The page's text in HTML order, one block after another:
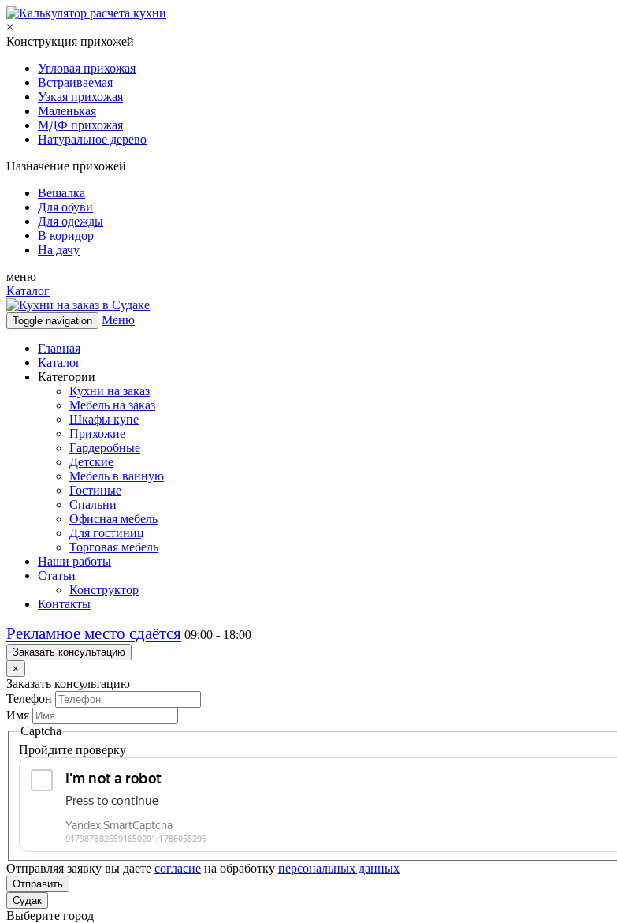
×
Конструкция прихожей
Угловая прихожая
Встраиваемая
Узкая прихожая
Маленькая
МДФ прихожая
Натуральное дерево
Назначение прихожей
Вешалка
Для обуви
Для одежды
В коридор
На дачу
меню
Каталог
Toggle navigation Меню
Главная
Каталог
Категории
Кухни на заказ
Мебель на заказ
Шкафы купе
Прихожие
Гардеробные
Детские
Мебель в ванную
Гостиные
Спальни
Офисная мебель
Для гостиниц
Торговая мебель
Наши работы
Статьи
Конструктор
Контакты
Рекламное место сдаётся 09:00 - 18:00
Заказать консультацию
×
Заказать консультацию
Телефон
Имя
Captcha
Пройдите проверку
Отправляя заявку вы даете согласие на обработку персональных данных
Отправить
Судак
Выберите город